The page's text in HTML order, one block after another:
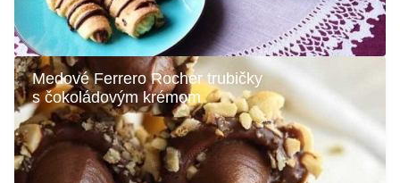
Medové Ferrero Rocher trubičky
s čokoládovým krémom